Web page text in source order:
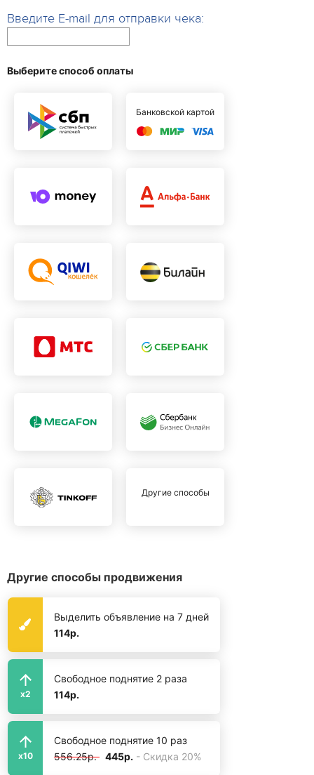
Введите E-mail для отправки чека:
Выберите способ оплаты
Банковской картой
Другие способы
Другие способы продвижения
Выделить объявление на 7 дней
114р.
x2
Свободное поднятие 2 раза
114р.
x10
Свободное поднятие 10 раз
556.25р. 445р. - Скидка 20%